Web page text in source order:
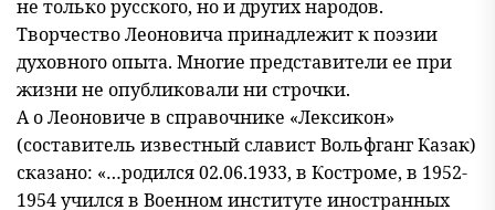
не только русского, но и других народов.
Творчество Леоновича принадлежит к поэзии
духовного опыта. Многие представители ее при
жизни не опубликовали ни строчки.
А о Леоновиче в справочнике «Лексикон»
(составитель известный славист Вольфганг Казак)
сказано: «…родился 02.06.1933, в Костроме, в 1952-
1954 учился в Военном институте иностранных